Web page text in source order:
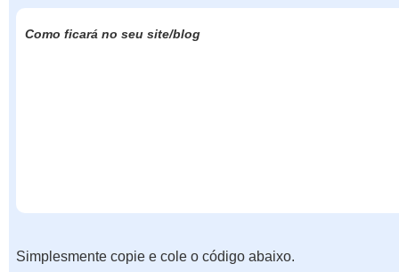
Como ficará no seu site/blog
Simplesmente copie e cole o código abaixo.